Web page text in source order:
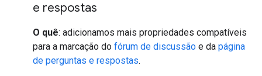
e respostas
O quê: adicionamos mais propriedades compatíveis
para a marcação do fórum de discussão e da página
de perguntas e respostas.